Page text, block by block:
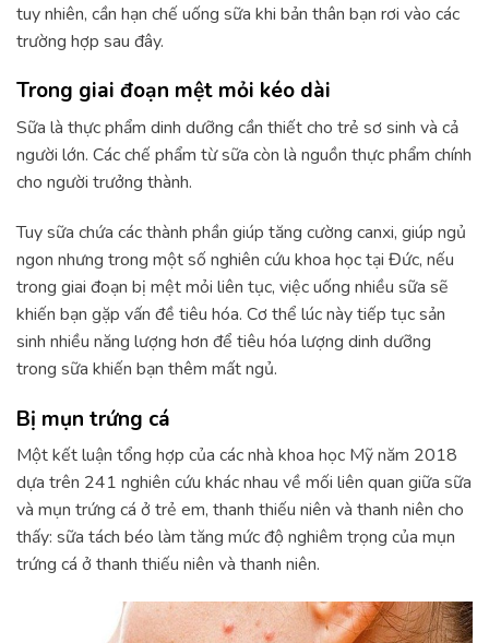
tuy nhiên, cần hạn chế uống sữa khi bản thân bạn rơi vào các
trường hợp sau đây.
Trong giai đoạn mệt mỏi kéo dài
Sữa là thực phẩm dinh dưỡng cần thiết cho trẻ sơ sinh và cả
người lớn. Các chế phẩm từ sữa còn là nguồn thực phẩm chính
cho người trưởng thành.
Tuy sữa chứa các thành phần giúp tăng cường canxi, giúp ngủ
ngon nhưng trong một số nghiên cứu khoa học tại Đức, nếu
trong giai đoạn bị mệt mỏi liên tục, việc uống nhiều sữa sẽ
khiến bạn gặp vấn đề tiêu hóa. Cơ thể lúc này tiếp tục sản
sinh nhiều năng lượng hơn để tiêu hóa lượng dinh dưỡng
trong sữa khiến bạn thêm mất ngủ.
Bị mụn trứng cá
Một kết luận tổng hợp của các nhà khoa học Mỹ năm 2018
dựa trên 241 nghiên cứu khác nhau về mối liên quan giữa sữa
và mụn trứng cá ở trẻ em, thanh thiếu niên và thanh niên cho
thấy: sữa tách béo làm tăng mức độ nghiêm trọng của mụn
trứng cá ở thanh thiếu niên và thanh niên.